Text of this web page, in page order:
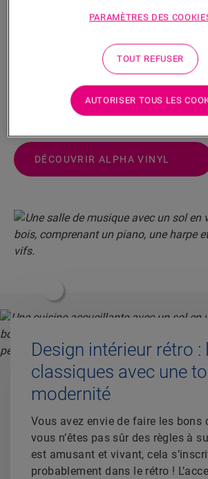
lames et dalles Alpha Vinylse posent
Alpha Vinyl est résistant à l’eau et
de sorte qu’il peut être posé dans
pièce dans le cadre de votre projet de
même votre cuisine et votre salle de
DÉCOUVRIR ALPHA VINYL
#ShoppableInfoHotspot#
Design intérieur rétro :
classiques avec une
modernité
Vous avez envie de faire les bons
vous n’êtes pas sûr des règles à
est amusant et vivant, cela
probablement dans le rétro !
PARAMÈTRES DES
TOUT REFUSER
AUTORISER TOUS LES